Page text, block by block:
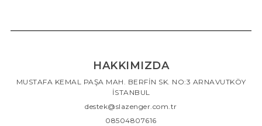
HAKKIMIZDA
MUSTAFA KEMAL PAŞA MAH. BERFİN SK. NO:3 ARNAVUTKÖY
İSTANBUL
destek@slazenger.com.tr
08504807616